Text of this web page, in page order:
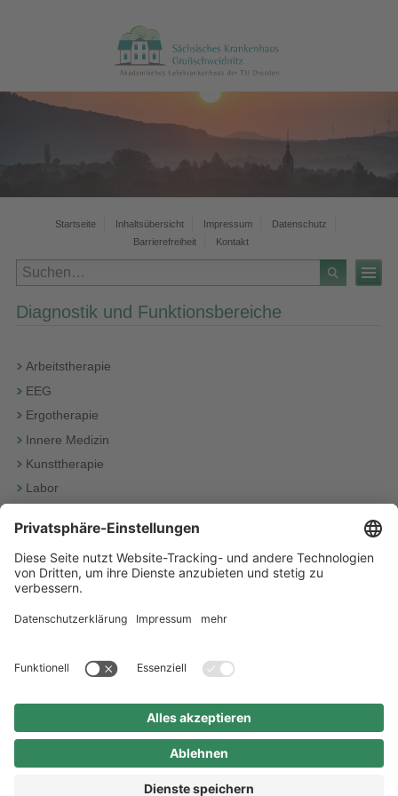
Startseite Inhaltsübersicht Impressum
Datenschutz
Barrierefreiheit
Kontakt
Diagnostik und Funktionsbereiche
Arbeitstherapie
EEG
Ergotherapie
Innere Medizin
Kunsttherapie
Labor
Musiktherapie
Neurophysiologie
Physiotherapie
Inhaltsübersicht Impressum
Barrierefreiheit Kontakt